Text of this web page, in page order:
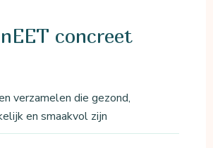
concreet
verzamelen die gezond,
en smaakvol zijn